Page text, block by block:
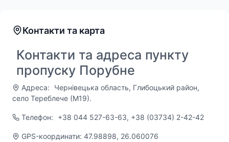
Контакти та карта
Контакти та адреса пункту
пропуску Порубне
Адреса:
Чернівецька область, Глибоцький район,
село Тереблече (М19).
Телефон: +38 044 527-63-63, +38 (03734) 2-42-42
GPS-координати: 47.98898, 26.060076